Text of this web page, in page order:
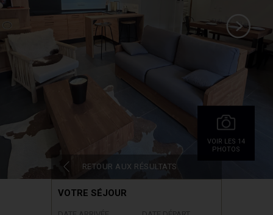
VOIR LES 14
PHOTOS
RETOUR AUX RÉSULTATS
VOTRE SÉJOUR